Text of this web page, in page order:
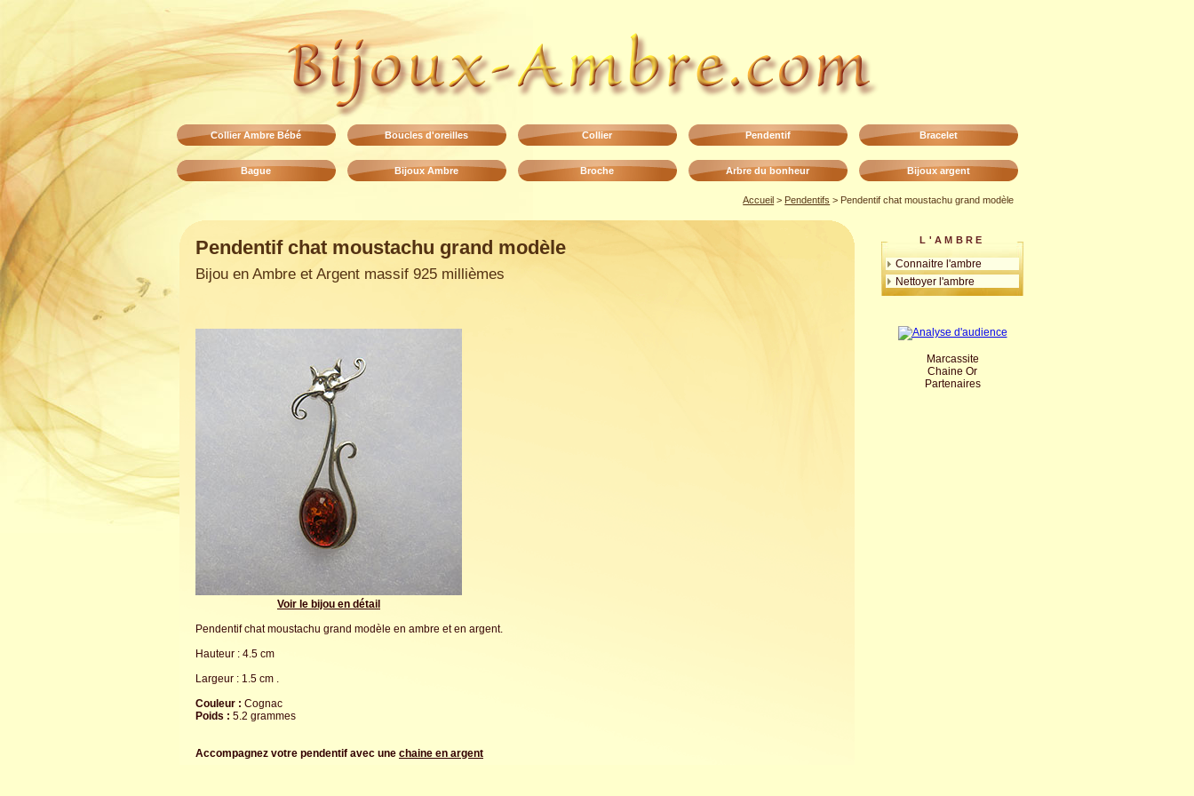
Collier Ambre Bébé Boucles d'oreilles Collier Pendentif Bracelet
Bague Bijoux Ambre Broche Arbre du bonheur Bijoux argent
Accueil > Pendentifs > Pendentif chat moustachu grand modèle
L'AMBRE
Connaitre l'ambre
Nettoyer l'ambre
Marcassite
Chaine Or
Partenaires
Pendentif chat moustachu grand modèle
Bijou en Ambre et Argent massif 925 millièmes
Voir le bijou en détail
Pendentif chat moustachu grand modèle en ambre et en argent.
Hauteur : 4.5 cm
Largeur : 1.5 cm .
Couleur : Cognac
Poids : 5.2 grammes
Accompagnez votre pendentif avec une chaine en argent